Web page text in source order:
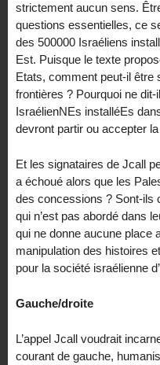
strictement aucun sens.
questions essentielles, ce
des 500000 Israéliens
Est. Puisque le texte
Etats, comment peut-il être
frontières ? Pourquoi ne
IsraélienNEs installéEs
devront partir ou accepter
Et les signataires de Jcall
a échoué alors que les
des concessions ? Sont-ils
qui n’est pas abordé dans
qui ne donne aucune place
manipulation des histoires
pour la société israélienne
Gauche/droite
L’appel Jcall voudrait
courant de gauche,